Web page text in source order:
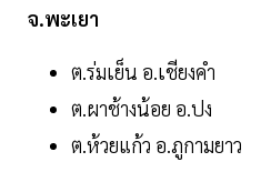
จ.พะเยา
ต.ร่มเย็น อ.เชียงคำ
ต.ผาช้างน้อย อ.ปง
ต.ห้วยแก้ว อ.ภูกามยาว